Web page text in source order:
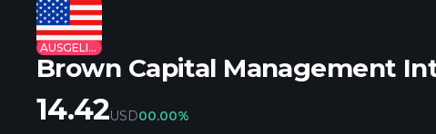
AUSGELISTET
Brown Capital Management
14.42USD00.00%